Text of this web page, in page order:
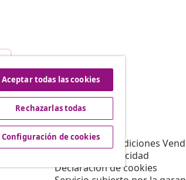
vidaXL
Sobre vidaXL
Términos y Condiciones
Política de privacidad
Declaración de cookies
Aceptar todas las cookies
Rechazarlas todas
Configuración de cookies